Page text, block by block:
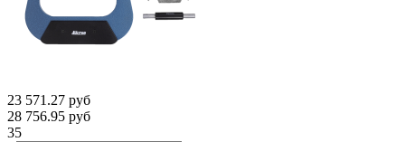
23 571.27 руб
28 756.95 руб
35